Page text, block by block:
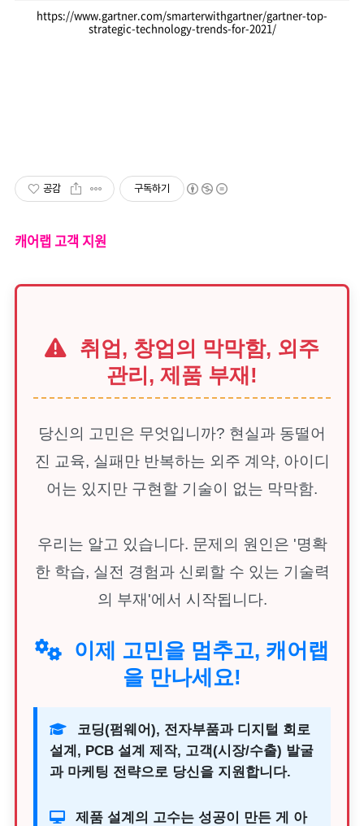
https://www.gartner.com/smarterwithgartner/gartner-top-
strategic-technology-trends-for-2021/
공감 구독하기
캐어랩 고객 지원
취업, 창업의 막막함, 외주
관리, 제품 부재!
당신의 고민은 무엇입니까? 현실과 동떨어
진 교육, 실패만 반복하는 외주 계약, 아이디
어는 있지만 구현할 기술이 없는 막막함.
우리는 알고 있습니다. 문제의 원인은 '명확
한 학습, 실전 경험과 신뢰할 수 있는 기술력
의 부재'에서 시작됩니다.
이제 고민을 멈추고, 캐어랩
을 만나세요!
코딩(펌웨어), 전자부품과 디지털 회로
설계, PCB 설계 제작, 고객(시장/수출) 발굴
과 마케팅 전략으로 당신을 지원합니다.
제품 설계의 고수는 성공이 만든 게 아